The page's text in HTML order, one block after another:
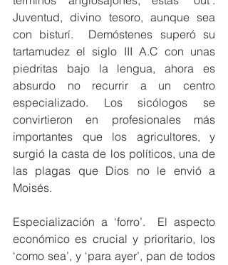
Juventud, divino tesoro, aunque sea
con bisturí.  Demóstenes superó su
tartamudez el siglo III A.C con unas
piedritas bajo la lengua, ahora es
absurdo no recurrir a un centro
especializado. Los sicólogos se
convirtieron en profesionales más
importantes que los agricultores, y
surgió la casta de los políticos, una de
las plagas que Dios no le envió a
Moisés.
Especialización a ‘forro’.  El aspecto
económico es crucial y prioritario, los
‘como sea’, y ‘para ayer’, pan de todos